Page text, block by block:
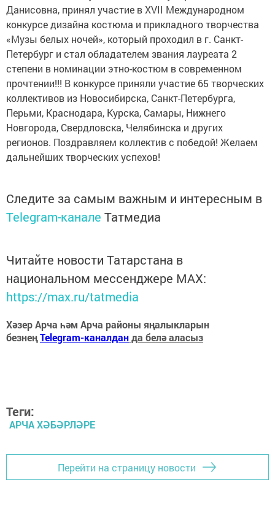
Данисовна, принял участие в XVII Международном
конкурсе дизайна костюма и прикладного творчества
«Музы белых ночей», который проходил в г. Санкт-
Петербург и стал обладателем звания лауреата 2
степени в номинации этно-костюм в современном
прочтении!!! В конкурсе приняли участие 65 творческих
коллективов из Новосибирска, Санкт-Петербурга,
Перьми, Краснодара, Курска, Самары, Нижнего
Новгорода, Свердловска, Челябинска и других
регионов. Поздравляем коллектив с победой! Желаем
дальнейших творческих успехов!
Следите за самым важным и интересным в
Telegram-канале Татмедиа
Читайте новости Татарстана в
национальном мессенджере MАХ:
https://max.ru/tatmedia
Хәзер Арча һәм Арча районы яңалыкларын
безнеңTelegram-каналданда белә аласыз
Теги:
АРЧА ХӘБӘРЛӘРЕ
Перейти на страницу новости